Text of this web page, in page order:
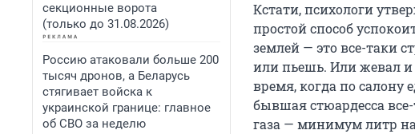
секционные ворота
(только до 31.08.2026)
Россию атаковали больше 200
тысяч дронов, а Беларусь
стягивает войска к
украинской границе: главное
об СВО за неделю
Кстати, психологи
простой способ
землей — это все-таки
или пьешь. Или жевал и
время, когда по
бывшая стюардесса
газа — минимум литр